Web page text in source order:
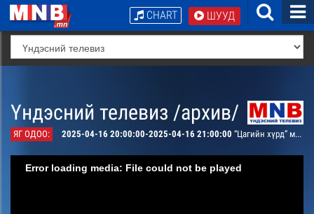
ШУУД
CHART
Үндэсний телевиз /архив/
ЯГ ОДОО: 2025-04-16 20:00:00-2025-04-16 21:00:00 “Цагийн хүрд” мэдээллийн хөтөлбөр /шууд/
Error loading media: File could not be played